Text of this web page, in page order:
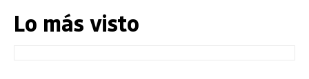
Lo más visto